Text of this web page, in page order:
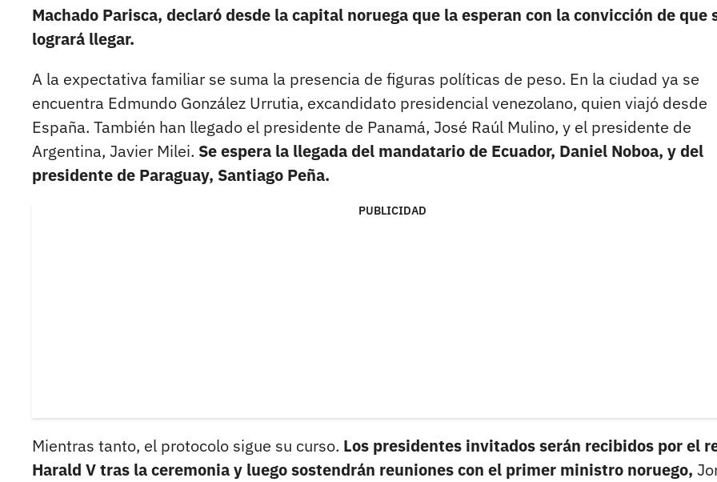
Machado Parisca, declaró desde la capital noruega que la esperan con la convicción de que
logrará llegar.
A la expectativa familiar se suma la presencia de figuras políticas de peso. En la ciudad ya se
encuentra Edmundo González Urrutia, excandidato presidencial venezolano, quien viajó desde
España. También han llegado el presidente de Panamá, José Raúl Mulino, y el presidente de
Argentina, Javier Milei. Se espera la llegada del mandatario de Ecuador, Daniel Noboa, y del
presidente de Paraguay, Santiago Peña.
PUBLICIDAD
Mientras tanto, el protocolo sigue su curso. Los presidentes invitados serán recibidos por el
Harald V tras la ceremonia y luego sostendrán reuniones con el primer ministro noruego,